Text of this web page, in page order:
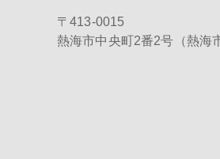
〒413-0015
熱海市中央町2番2号（熱海